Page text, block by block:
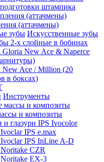
штампика
(аттачмены)
Искусственные зубы
2-х слойные в бобинах
Gloria New Ace & Naperce
New Ace / Million (20
в боксах)
Инструменты
и композиты
и глазури IPS Ivocolor
IPS e.max
IPS InLine A-D
CZR
EX-3